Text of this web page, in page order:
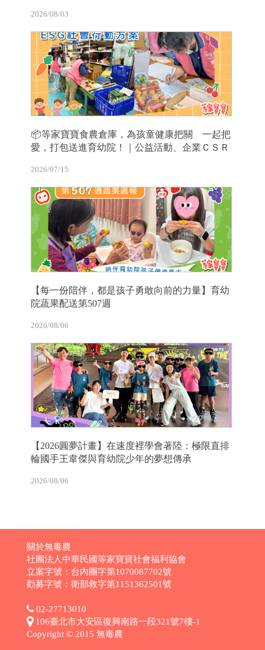
2026/08/03
📦等家寶寶食農倉庫，為孩童健康把關 一起把
愛，打包送進育幼院！｜公益活動、企業ＣＳＲ
2026/07/15
【每一份陪伴，都是孩子勇敢向前的力量】育幼
院蔬果配送第507週
2026/08/06
【2026圓夢計畫】在速度裡學會著陸：極限直排
輪國手王韋傑與育幼院少年的夢想傳承
2026/08/06
關於無毒農
社團法人中華民國等家寶寶社會福利協會
立案字號：台內團字第1070087702號
勸募字號：衛部救字第1151362501號
02-27713010
106臺北市大安區復興南路一段321號7樓-1
Copyright © 2015 無毒農